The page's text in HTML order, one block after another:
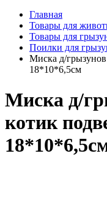
Главная
Товары для
Товары для
Поилки для
Миска д/
18*10*6,5см
Миска д/
котик